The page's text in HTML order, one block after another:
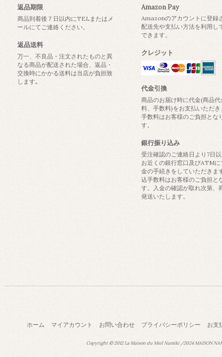
返品期限
商品到着後７日以内にTELまたはメ
ールにてご連絡ください。
返品送料
万一、不良品・注文されたものと異
なる商品が配送された場合、返品・
交換時にかかる送料は当店が負担致
します｡
Amazon Pay
Amazonのアカウントに登録
配送先や支払い方法を利用し
できます。
クレジット
代金引換
商品のお届け時に代金(商品代
料、手数料)をお支払いただき
手数料はお客様のご負担とな
す。
銀行振り込み
受注確認のご連絡日より7日
お近くの銀行窓口及びATMに
金の手続きをしていただきま
込手数料はお客様のご負担と
す。入金の確認が取れ次第、
発送いたします。
ホーム マイアカウント お問い合わせ プライバシーポリシー お支
Copyright © 2012 La Maison du Miel Namiki /2024 MAISON